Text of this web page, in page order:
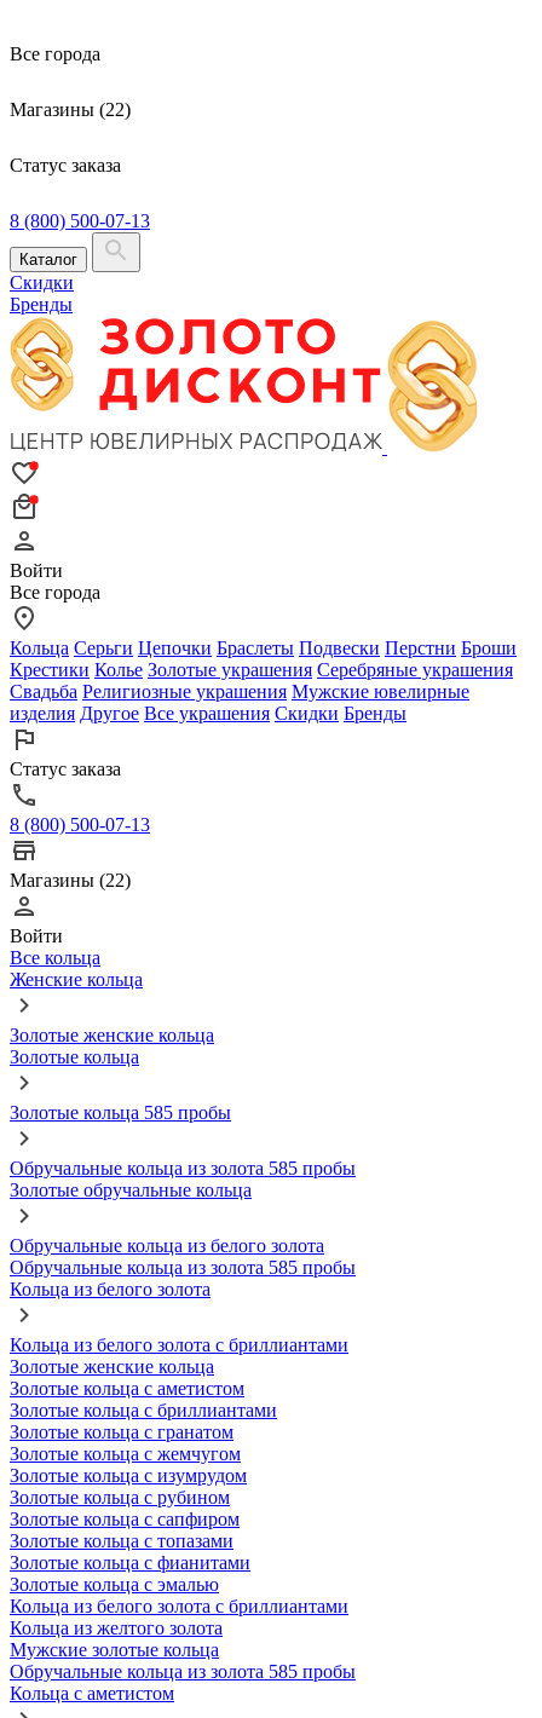
Все города
Магазины (22)
Статус заказа
8 (800) 500-07-13
Каталог
Скидки
Бренды
Войти
Все города
Кольца Серьги Цепочки Браслеты Подвески Перстни Броши
Крестики Колье Золотые украшения Серебряные украшения
Свадьба Религиозные украшения Мужские ювелирные
изделия Другое Все украшения Скидки Бренды
Статус заказа
8 (800) 500-07-13
Магазины (22)
Войти
Все кольца
Женские кольца
Золотые женские кольца
Золотые кольца
Золотые кольца 585 пробы
Обручальные кольца из золота 585 пробы
Золотые обручальные кольца
Обручальные кольца из белого золота
Обручальные кольца из золота 585 пробы
Кольца из белого золота
Кольца из белого золота с бриллиантами
Золотые женские кольца
Золотые кольца с аметистом
Золотые кольца с бриллиантами
Золотые кольца с гранатом
Золотые кольца с жемчугом
Золотые кольца с изумрудом
Золотые кольца с рубином
Золотые кольца с сапфиром
Золотые кольца с топазами
Золотые кольца с фианитами
Золотые кольца с эмалью
Кольца из белого золота с бриллиантами
Кольца из желтого золота
Мужские золотые кольца
Обручальные кольца из золота 585 пробы
Кольца с аметистом